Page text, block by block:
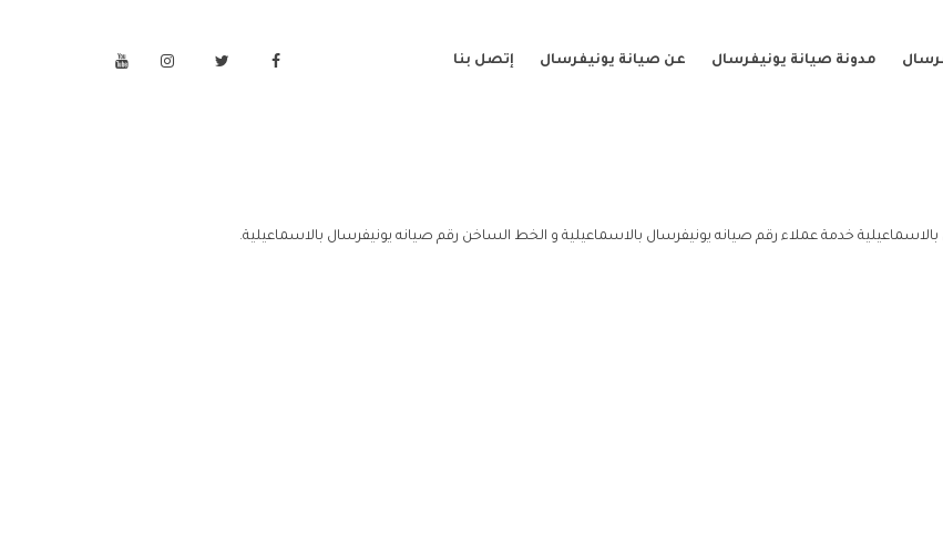
مدونة صيانة يونيفرسال عن صيانة يونيفرسال إتصل بنا
خدمة عملاء رقم صيانه يونيفرسال بالاسماعيلية و الخط الساخن رقم صيانه يونيفرسال بالاسماعيلية.